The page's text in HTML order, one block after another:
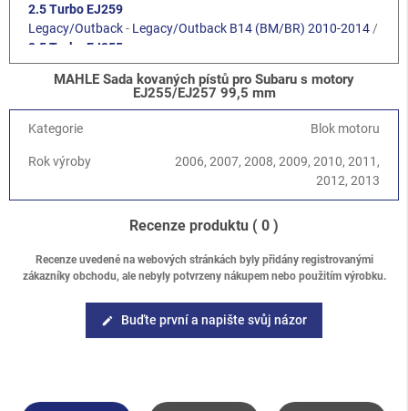
2.5 Turbo EJ259
Legacy/Outback- Legacy/Outback B14 (BM/BR) 2010-2014 /
2.5 Turbo EJ255
Forester-Forester S11 (SG) 2002-2008/2.5 XT Turbo EJ255
Forester-Forester S12 (SH) 2008-2013/2.5 Turbo EJ255
MAHLE Sada kovaných pístů pro Subaru s motory
EJ255/EJ257 99,5 mm
Kategorie Blok motoru
Rok výroby
2006, 2007, 2008, 2009, 2010, 2011,
2012, 2013
Recenze produktu ( 0 )
Recenze uvedené na webových stránkách byly přidány registrovanými
zákazníky obchodu, ale nebyly potvrzeny nákupem nebo použitím výrobku.
edit Buďte první a napište svůj názor